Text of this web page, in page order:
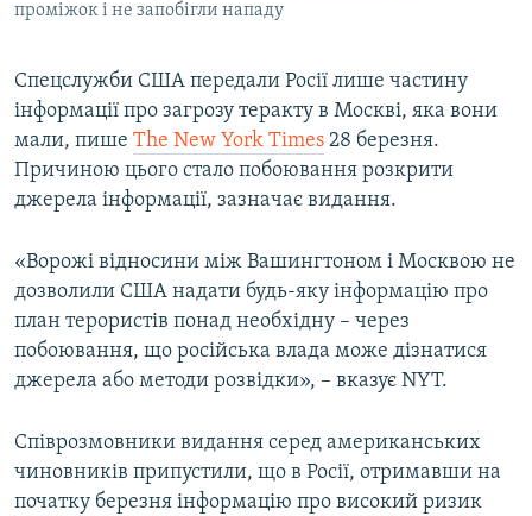
УКР
КТАТ
Усі сайти RFE/RL
проміжок і не запобігли нападу
Спецслужби США передали Росії лише частину
інформації про загрозу теракту в Москві, яка вони
мали, пише The New York Times 28 березня.
Причиною цього стало побоювання розкрити
джерела інформації, зазначає видання.
«Ворожі відносини між Вашингтоном і Москвою не
дозволили США надати будь-яку інформацію про
план терористів понад необхідну – через
побоювання, що російська влада може дізнатися
джерела або методи розвідки», – вказує NYT.
Співрозмовники видання серед американських
чиновників припустили, що в Росії, отримавши на
початку березня інформацію про високий ризик